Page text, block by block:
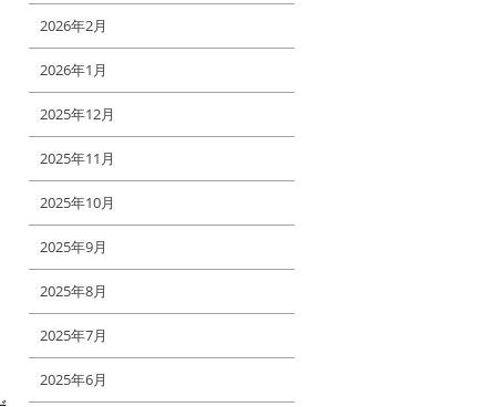
2026年2月
2026年1月
2025年12月
2025年11月
2025年10月
2025年9月
2025年8月
2025年7月
2025年6月